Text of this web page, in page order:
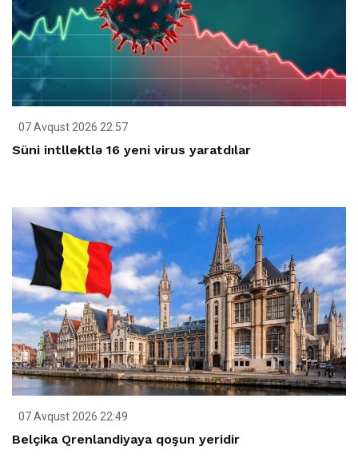
07 Avqust 2026 22:57
Süni intllektlə 16 yeni virus yaratdılar
07 Avqust 2026 22:49
Belçika Qrenlandiyaya qoşun yeridir